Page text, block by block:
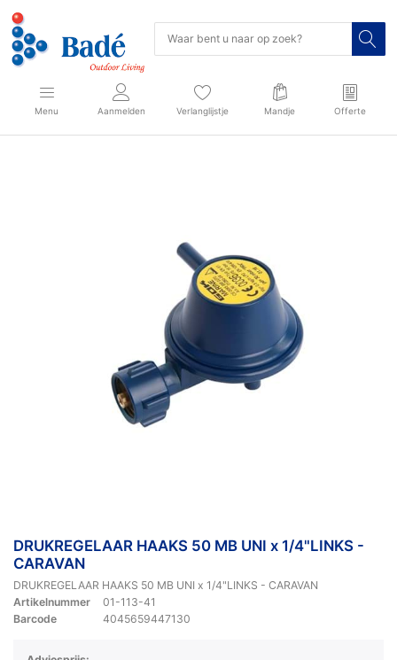
Menu Aanmelden Verlanglijstje Mandje Offerte
DRUKREGELAAR HAAKS 50 MB UNI x 1/4"LINKS -
CARAVAN
DRUKREGELAAR HAAKS 50 MB UNI x 1/4"LINKS - CARAVAN
Artikelnummer
01-113-41
Barcode
4045659447130